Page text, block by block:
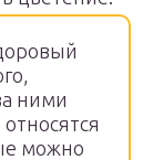
ними
можно